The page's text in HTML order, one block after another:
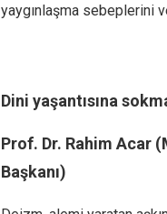
yaygınlaşma sebeplerini
Dini yaşantısına
Prof. Dr. Rahim Acar
Başkanı)